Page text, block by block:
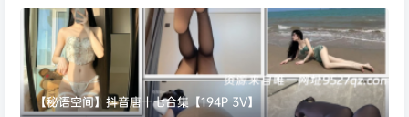
【秘语空间】抖音唐十七合集【194P 3V】